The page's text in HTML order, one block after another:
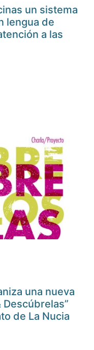
un sistema
lengua de
a las
una nueva
de La Nucia